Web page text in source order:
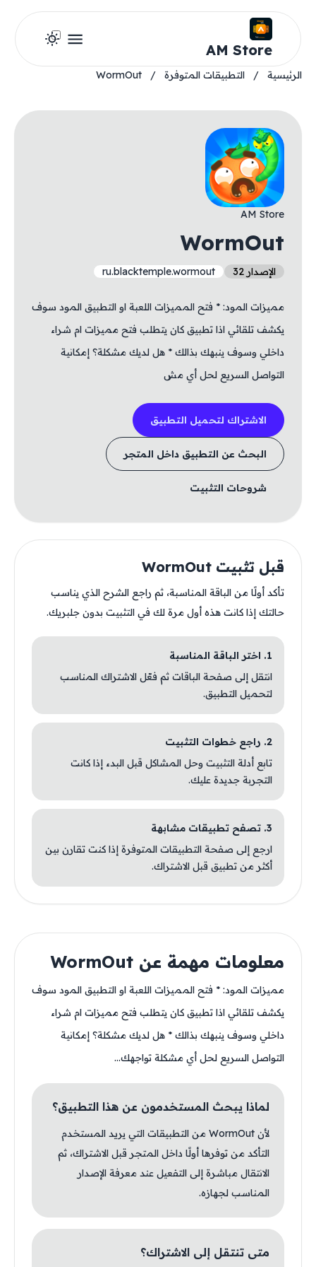
AM Store
الرئيسية / التطبيقات المتوفرة /
WormOut
AM Store
WormOut
الإصدار 32 ru.blacktemple.wormout
مميزات المود: * فتح المميزات اللعبة او التطبيق المود سوف
يكشف تلقائي اذا تطبيق كان يتطلب فتح مميزات ام شراء
داخلي وسوف ينبهك بذالك * هل لديك مشكلة؟ إمكانية
التواصل السريع لحل أي مش
الاشتراك لتحميل التطبيق
البحث عن التطبيق داخل المتجر
شروحات التثبيت
قبل تثبيت WormOut
تأكد أولًا من الباقة المناسبة، ثم راجع الشرح الذي يناسب
حالتك إذا كانت هذه أول مرة لك في التثبيت بدون جلبريك.
1. اختر الباقة المناسبة
انتقل إلى صفحة الباقات ثم فعّل الاشتراك المناسب
لتحميل التطبيق.
2. راجع خطوات التثبيت
تابع أدلة التثبيت وحل المشاكل قبل البدء إذا كانت
التجربة جديدة عليك.
3. تصفح تطبيقات مشابهة
ارجع إلى صفحة التطبيقات المتوفرة إذا كنت تقارن بين
أكثر من تطبيق قبل الاشتراك.
معلومات مهمة عن WormOut
مميزات المود: * فتح المميزات اللعبة او التطبيق المود سوف
يكشف تلقائي اذا تطبيق كان يتطلب فتح مميزات ام شراء
داخلي وسوف ينبهك بذالك * هل لديك مشكلة؟ إمكانية
التواصل السريع لحل أي مشكلة تواجهك...
لماذا يبحث المستخدمون عن هذا التطبيق؟
لأن WormOut من التطبيقات التي يريد المستخدم
التأكد من توفرها أولًا داخل المتجر قبل الاشتراك، ثم
الانتقال مباشرة إلى التفعيل عند معرفة الإصدار
المناسب لجهازه.
متى تنتقل إلى الاشتراك؟